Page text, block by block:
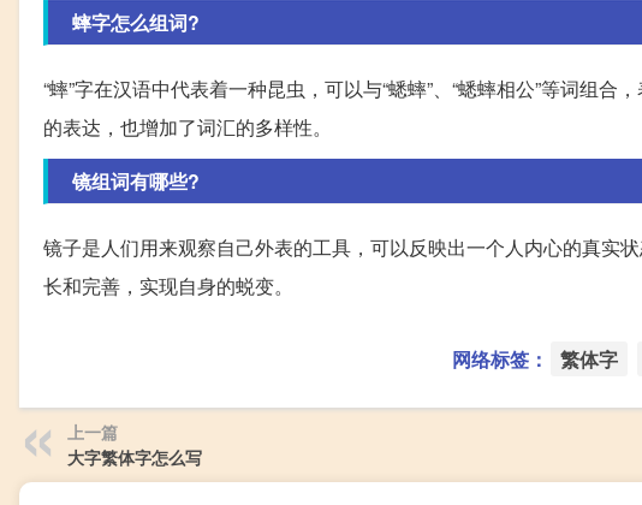
蟀字怎么组词?
“蟀”字在汉语中代表着一种昆虫，可以与“蟋蟀”、“蟋蟀相公”等词组
的表达，也增加了词汇的多样性。
镜组词有哪些?
镜子是人们用来观察自己外表的工具，可以反映出一个人内心的真实
长和完善，实现自身的蜕变。
网络标签： 繁体字
上一篇
大字繁体字怎么写